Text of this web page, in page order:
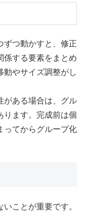
ずつ動かすと、修正
係する要素をまとめ
動やサイズ調整がし
がある場合は、グル
ります。完成前は個
ってからグループ化
ことが重要です。